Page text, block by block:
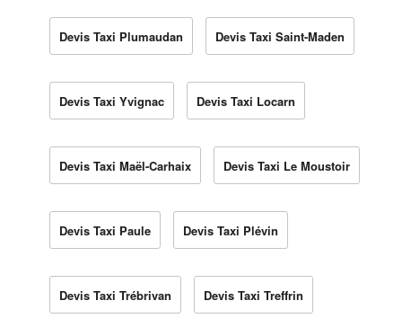
Devis Taxi Plumaudan Devis Taxi Saint-Maden
Devis Taxi Yvignac Devis Taxi Locarn
Devis Taxi Maël-Carhaix Devis Taxi Le Moustoir
Devis Taxi Paule Devis Taxi Plévin
Devis Taxi Trébrivan Devis Taxi Treffrin